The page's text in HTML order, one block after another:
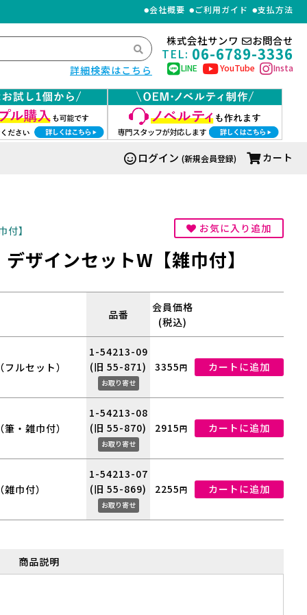
会社概要 ご利用ガイド 支払方法
詳細検索はこちら
株式会社サンワ お問合せ
TEL: 06-6789-3336
LINE YouTube Insta
ログイン (新規会員登録) カート
】 お気に入り追加
ザインセットW【雑巾付】
品番
会員価格
(税込)
ルセット）
1-54213-09
(旧 55-871)
お取り寄せ
3355円 カートに追加
・雑巾付）
1-54213-08
(旧 55-870)
お取り寄せ
2915円 カートに追加
巾付）
1-54213-07
(旧 55-869)
お取り寄せ
2255円 カートに追加
商品説明